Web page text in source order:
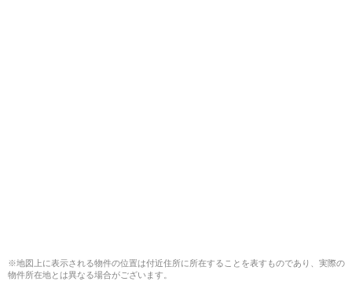
※地図上に表示される物件の位置は付近住所に所在することを表すものであり、実際の
物件所在地とは異なる場合がございます。